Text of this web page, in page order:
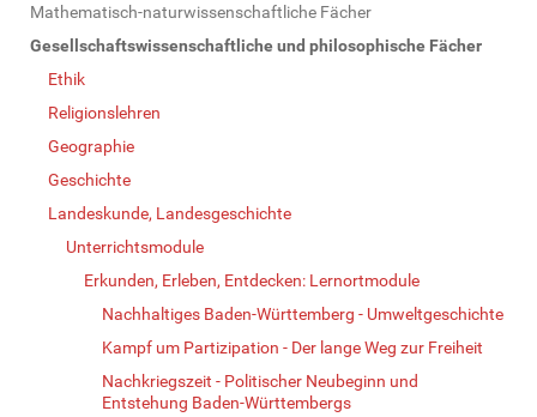
Mathematisch-naturwissenschaftliche Fächer
Gesellschaftswissenschaftliche und philosophische Fächer
Ethik
Religionslehren
Geographie
Geschichte
Landeskunde, Landesgeschichte
Unterrichtsmodule
Erkunden, Erleben, Entdecken: Lernortmodule
Nachhaltiges Baden-Württemberg - Umweltgeschichte
Kampf um Partizipation - Der lange Weg zur Freiheit
Nachkriegszeit - Politischer Neubeginn und
Entstehung Baden-Württembergs